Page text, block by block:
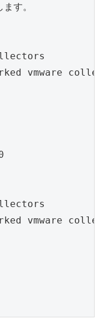
す。
vmware
vmware